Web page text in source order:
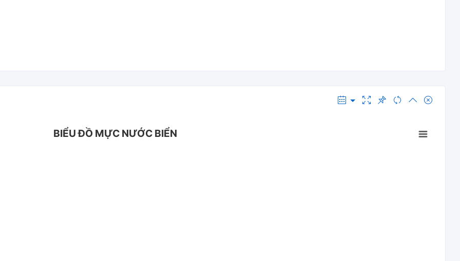
BIỂU ĐỒ MỰC NƯỚC BIỂN